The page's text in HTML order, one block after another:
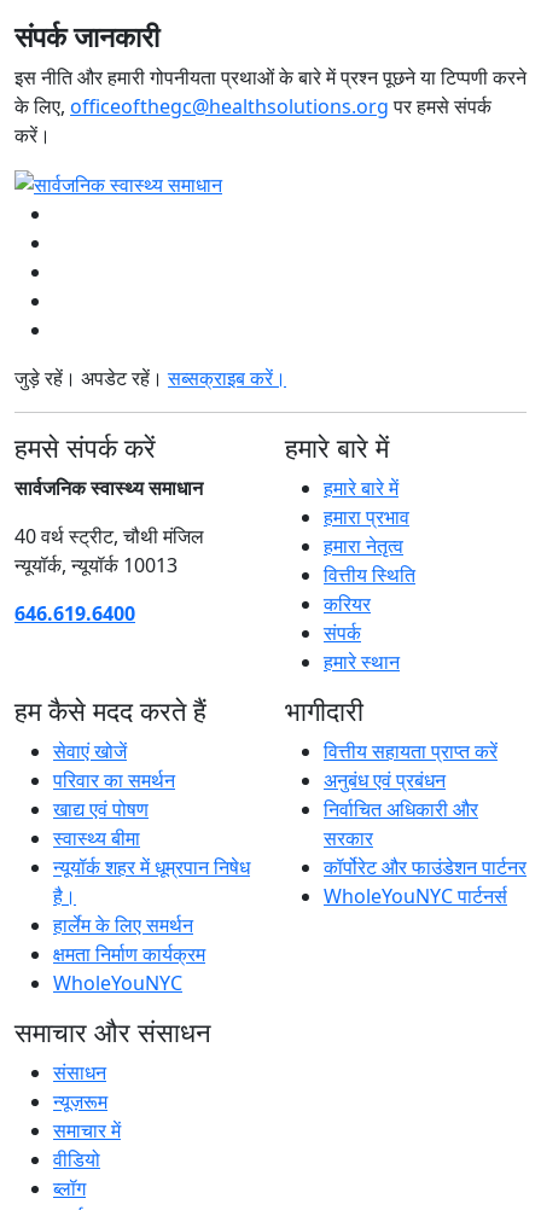
संपर्क जानकारी
इस नीति और हमारी गोपनीयता प्रथाओं के बारे में प्रश्न पूछने या टिप्पणी करने
के लिए, officeofthegc@healthsolutions.orgपर हमसे संपर्क
करें।
जुड़े रहें। अपडेट रहें। सब्सक्राइब करें।
हमसे संपर्क करें
सार्वजनिक स्वास्थ्य समाधान
40 वर्थ स्ट्रीट, चौथी मंजिल
न्यूयॉर्क, न्यूयॉर्क 10013
646.619.6400
हमारे बारे में
हमारे बारे में
हमारा प्रभाव
हमारा नेतृत्व
वित्तीय स्थिति
करियर
संपर्क
हमारे स्थान
हम कैसे मदद करते हैं
सेवाएं खोजें
परिवार का समर्थन
खाद्य एवं पोषण
स्वास्थ्य बीमा
न्यूयॉर्क शहर में धूम्रपान निषेध
है।
हार्लेम के लिए समर्थन
क्षमता निर्माण कार्यक्रम
WholeYouNYC
भागीदारी
वित्तीय सहायता प्राप्त करें
अनुबंध एवं प्रबंधन
निर्वाचित अधिकारी और
सरकार
कॉर्पोरेट और फाउंडेशन पार्टनर
WholeYouNYC पार्टनर्स
समाचार और संसाधन
संसाधन
न्यूज़रूम
समाचार में
वीडियो
ब्लॉग